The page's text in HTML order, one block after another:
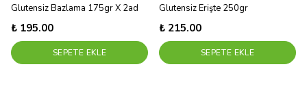
Glutensiz Bazlama 175gr X 2ad
₺ 195.00
SEPETE EKLE
Glutensiz Erişte 250gr
₺ 215.00
SEPETE EKLE